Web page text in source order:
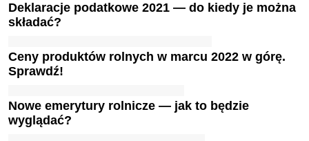
Deklaracje podatkowe 2021 — do kiedy je można
składać?
Ceny produktów rolnych w marcu 2022 w górę.
Sprawdź!
Nowe emerytury rolnicze — jak to będzie
wyglądać?